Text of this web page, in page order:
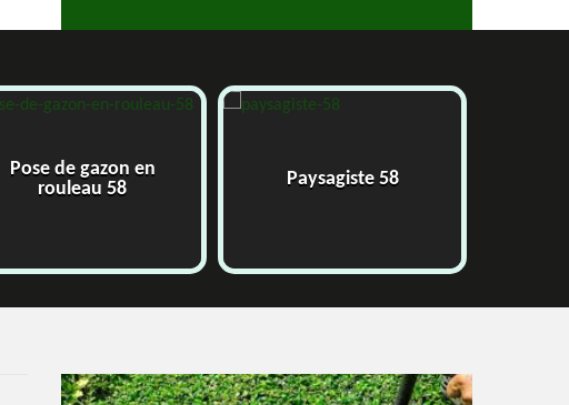
Pose de gazon en
rouleau 58
Paysagiste 58